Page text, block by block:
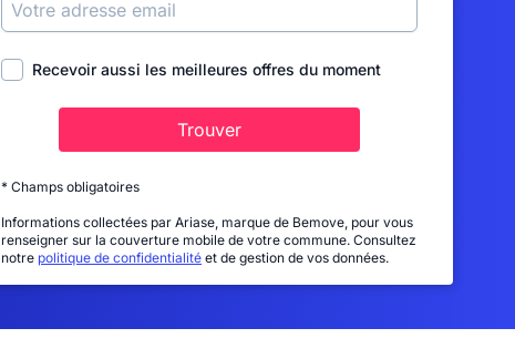
Recevoir aussi les meilleures offres du moment
Trouver
* Champs obligatoires
Informations collectées par Ariase, marque de Bemove, pour vous
renseigner sur la couverture mobile de votre commune. Consultez
notre politique de confidentialité et de gestion de vos données.